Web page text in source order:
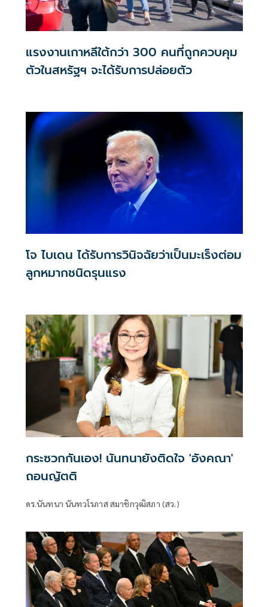
แรงงานเกาหลีใต้กว่า 300 คนที่ถูกควบคุม
ตัวในสหรัฐฯ จะได้รับการปล่อยตัว
โจ ไบเดน ได้รับการวินิจฉัยว่าเป็นมะเร็งต่อม
ลูกหมากชนิดรุนแรง
กระซวกกันเอง! นันทนายังติดใจ 'อังคณา'
ถอนญัตติ
ดร.นันทนา นันทวโรภาส สมาชิกวุฒิสภา (สว.)